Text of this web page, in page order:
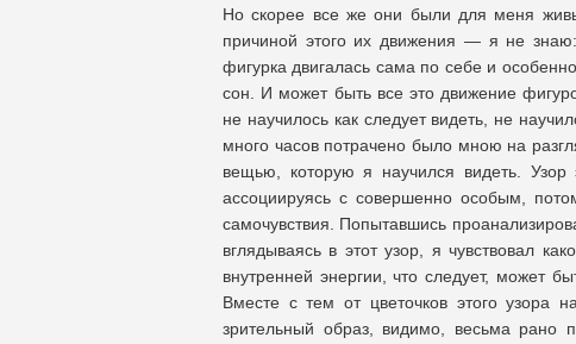
Но скорее все же они были для меня
причиной этого их движения — я не
фигурка двигалась сама по себе и
сон. И может быть все это движение
не научилось как следует видеть, не
много часов потрачено было мною на
вещью, которую я научился видеть.
ассоциируясь с совершенно особым,
самочувствия. Попытавшись
вглядываясь в этот узор, я чувствовал
внутренней энергии, что следует, может
Вместе с тем от цветочков этого узора
зрительный образ, видимо, весьма рано